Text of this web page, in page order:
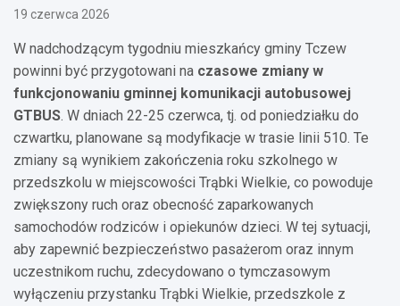
19 czerwca 2026
W nadchodzącym tygodniu mieszkańcy gminy Tczew
powinni być przygotowani na czasowe zmiany w
funkcjonowaniu gminnej komunikacji autobusowej
GTBUS. W dniach 22-25 czerwca, tj. od poniedziałku do
czwartku, planowane są modyfikacje w trasie linii 510. Te
zmiany są wynikiem zakończenia roku szkolnego w
przedszkolu w miejscowości Trąbki Wielkie, co powoduje
zwiększony ruch oraz obecność zaparkowanych
samochodów rodziców i opiekunów dzieci. W tej sytuacji,
aby zapewnić bezpieczeństwo pasażerom oraz innym
uczestnikom ruchu, zdecydowano o tymczasowym
wyłączeniu przystanku Trąbki Wielkie, przedszkole z